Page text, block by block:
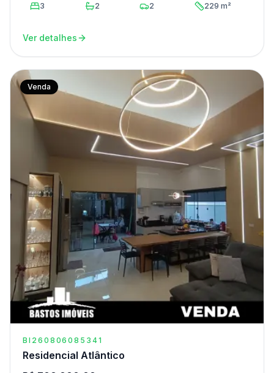
3 2 2 229 m²
Ver detalhes
Venda
BI260806085341
Residencial Atlântico